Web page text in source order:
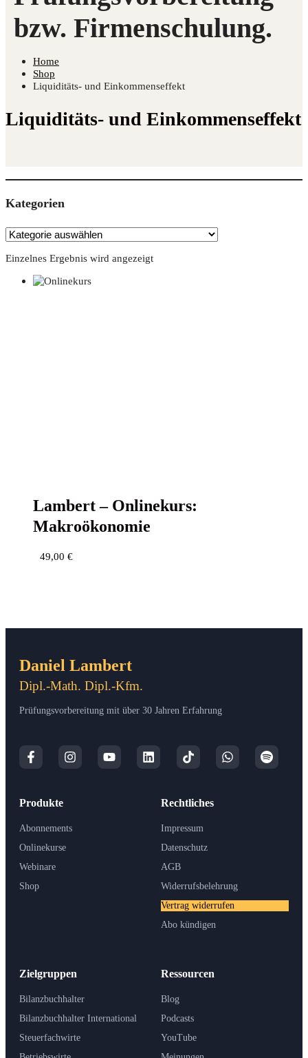
Home
Shop
Liquiditäts- und Einkommenseffekt
Liquiditäts- und Einkommenseffekt
Kate­go­rien
Einzelnes Ergebnis wird angezeigt
Lam­bert – Online­kurs:
Makroökonomie
49,00 €
Daniel Lambert
Dipl.-Math. Dipl.-Kfm.
Prüfungsvorbereitung mit über 30 Jahren Erfahrung
Produkte
Abonnements
Onlinekurse
Webinare
Shop
Zielgruppen
Bilanzbuchhalter
Bilanzbuchhalter International
Steuerfachwirte
Ressourcen
Blog
Podcasts
YouTube
Rechtliches
Impressum
Datenschutz
AGB
Widerrufsbelehrung
Vertrag widerrufen
Abo kündigen